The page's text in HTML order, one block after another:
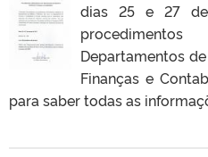
dias 25 e 27 de
Departamentos
Finanças e
para saber todas as